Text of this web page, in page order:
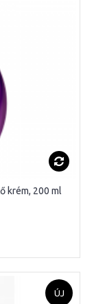
krém, 200 ml
ÚJ